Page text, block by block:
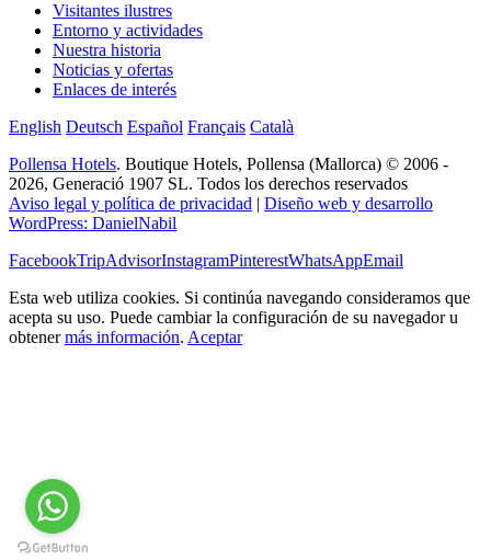
Visitantes ilustres
Entorno y actividades
Nuestra historia
Noticias y ofertas
Enlaces de interés
English Deutsch Español Français Català
Pollensa Hotels. Boutique Hotels, Pollensa (Mallorca) © 2006 -
2026, Generació 1907 SL. Todos los derechos reservados
Aviso legal y política de privacidad | Diseño web y desarrollo
WordPress: DanielNabil
FacebookTripAdvisorInstagramPinterestWhatsAppEmail
Esta web utiliza cookies. Si continúa navegando consideramos que
acepta su uso. Puede cambiar la configuración de su navegador u
obtenermás información. Aceptar